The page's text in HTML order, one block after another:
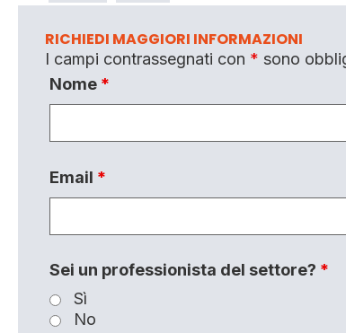
RICHIEDI MAGGIORI INFORMAZIONI
I campi contrassegnati con * sono
Nome *
Email *
Sei un professionista del settore? *
Sì
No